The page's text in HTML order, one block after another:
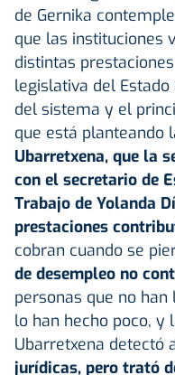
de Gernika
que las instituciones
distintas
legislativa del
del sistema y el
que está planteando
Ubarretxena, que la
con el secretario de
Trabajo de Yolanda
prestaciones
cobran cuando se
de desempleo no
personas que no
lo han hecho poco, y
Ubarretxena detectó
jurídicas, pero trató